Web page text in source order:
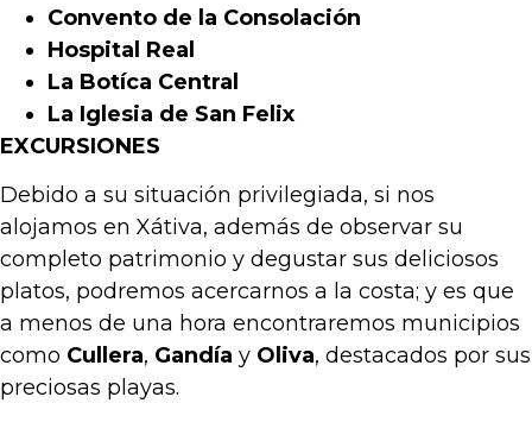
Convento de la Consolación
Hospital Real
La Botíca Central
La Iglesia de San Felix
EXCURSIONES
Debido a su situación privilegiada, si nos
alojamos en Xátiva, además de observar su
completo patrimonio y degustar sus deliciosos
platos, podremos acercarnos a la costa; y es que
a menos de una hora encontraremos municipios
como Cullera, Gandía y Oliva, destacados por sus
preciosas playas.